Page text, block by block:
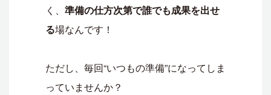
く、 準備の仕方次第で誰でも成果を出せ
る場なんです！
ただし、毎回“いつもの準備”になってしま
っていませんか？